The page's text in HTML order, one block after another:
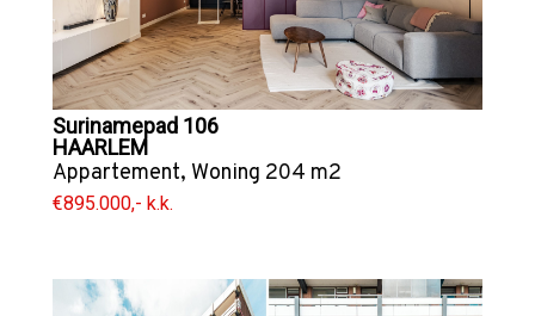
Surinamepad 106
HAARLEM
Appartement, Woning 204 m2
€895.000,- k.k.